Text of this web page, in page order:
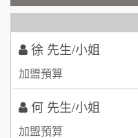
4 潮鍋癮
5 咖啡LOOK
加盟預算
何 先生/小姐
加盟預算
呂 先生/小姐
加盟預算